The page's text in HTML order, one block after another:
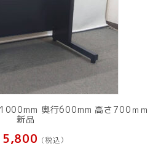
奥行600mm 高さ700ｍｍ
新品
(税込）